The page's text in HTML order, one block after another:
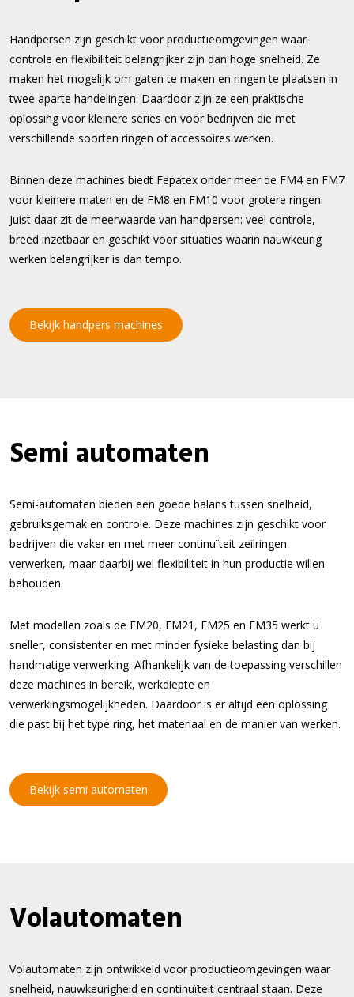
Handpersen zijn geschikt voor productieomgevingen waar
controle en flexibiliteit belangrijker zijn dan hoge snelheid. Ze
maken het mogelijk om gaten te maken en ringen te plaatsen in
twee aparte handelingen. Daardoor zijn ze een praktische
oplossing voor kleinere series en voor bedrijven die met
verschillende soorten ringen of accessoires werken.
Binnen deze machines biedt Fepatex onder meer de FM4 en FM7
voor kleinere maten en de FM8 en FM10 voor grotere ringen.
Juist daar zit de meerwaarde van handpersen: veel controle,
breed inzetbaar en geschikt voor situaties waarin nauwkeurig
werken belangrijker is dan tempo.
Bekijk handpers machines
Semi automaten
Semi-automaten bieden een goede balans tussen snelheid,
gebruiksgemak en controle. Deze machines zijn geschikt voor
bedrijven die vaker en met meer continuïteit zeilringen
verwerken, maar daarbij wel flexibiliteit in hun productie willen
behouden.
Met modellen zoals de FM20, FM21, FM25 en FM35 werkt u
sneller, consistenter en met minder fysieke belasting dan bij
handmatige verwerking. Afhankelijk van de toepassing verschillen
deze machines in bereik, werkdiepte en
verwerkingsmogelijkheden. Daardoor is er altijd een oplossing
die past bij het type ring, het materiaal en de manier van werken.
Bekijk semi automaten
Volautomaten
Volautomaten zijn ontwikkeld voor productieomgevingen waar
snelheid, nauwkeurigheid en continuïteit centraal staan. Deze